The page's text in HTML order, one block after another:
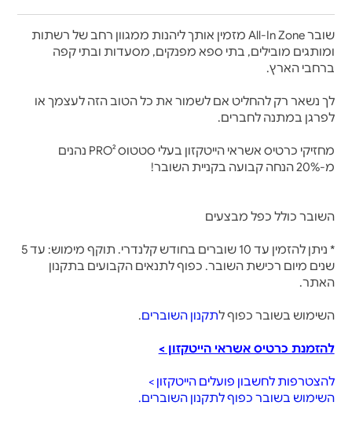
שובר All-In Zone מזמין אותך ליהנות ממגוון רחב של רשתות
ומותגים מובילים, בתי ספא מפנקים, מסעדות ובתי קפה
ברחבי הארץ.
לך נשאר רק להחליט אם לשמור את כל הטוב הזה לעצמך או
לפרגן במתנה לחברים.
מחזיקי כרטיס אשראי הייטקזון בעלי סטטוס PRO² נהנים
מ-20% הנחה קבועה בקניית השובר!
השובר כולל כפל מבצעים
* ניתן להזמין עד 10 שוברים בחודש קלנדרי. תוקף מימוש: עד 5
שנים מיום רכישת השובר. כפוף לתנאים הקבועים בתקנון
האתר.
השימוש בשובר כפוף לתקנון השוברים.
להזמנת כרטיס אשראי הייטקזון >
להצטרפות לחשבון פועלים הייטקזון >
השימוש בשובר כפוף לתקנון השוברים.